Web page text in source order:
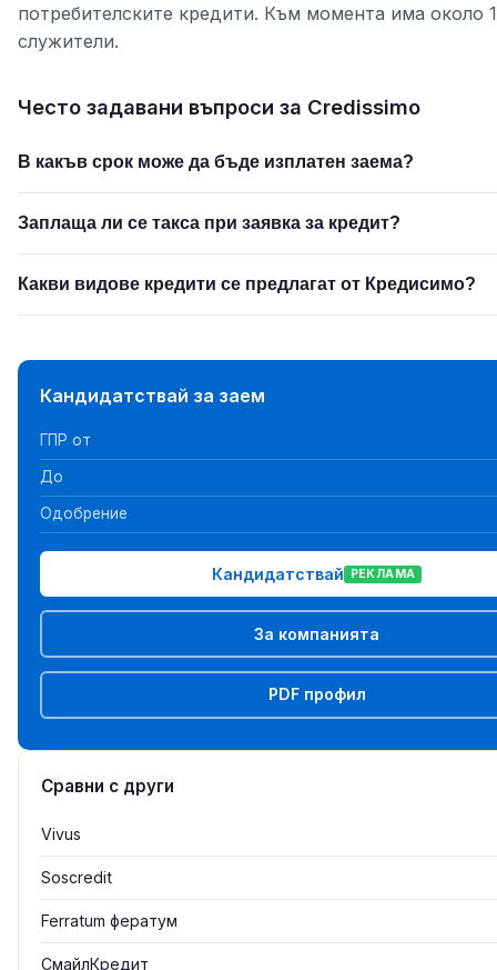
потребителските кредити. Към момента има около
служители.
Често задавани въпроси за Credissimo
В какъв срок може да бъде изплатен заема?
Заплаща ли се такса при заявка за кредит?
Какви видове кредити се предлагат от Кредисимо?
Кандидатствай за заем
ГПР от
До
Одобрение
Кандидатствай РЕКЛАМА
За компанията
PDF профил
Сравни с други
Vivus
Soscredit
Ferratum фератум
СмайлКредит